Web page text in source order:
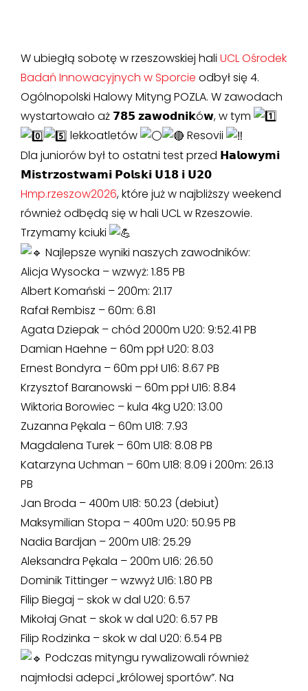
W ubiegłą sobotę w rzeszowskiej hali UCL Ośrodek
Badań Innowacyjnych w Sporcie odbył się 4.
Ogólnopolski Halowy Mityng POZLA. W zawodach
wystartowało aż 𝟳𝟴𝟱 𝘇𝗮𝘄𝗼𝗱𝗻𝗶𝗸ó𝘄, w tym
lekkoatletów
Resovii
Dla juniorów był to ostatni test przed 𝗛𝗮𝗹𝗼𝘄𝘆𝗺𝗶
𝗠𝗶𝘀𝘁𝗿𝘇𝗼𝘀𝘁𝘄𝗮𝗺𝗶 𝗣𝗼𝗹𝘀𝗸𝗶 𝗨𝟭𝟴 𝗶 𝗨𝟮𝟬
Hmp.rzeszow2026, które już w najbliższy weekend
również odbędą się w hali UCL w Rzeszowie.
Trzymamy kciuki
Najlepsze wyniki naszych zawodników:
Alicja Wysocka – wzwyż: 1.85 PB
Albert Komański – 200m: 21.17
Rafał Rembisz – 60m: 6.81
Agata Dziepak – chód 2000m U20: 9:52.41 PB
Damian Haehne – 60m ppł U20: 8.03
Ernest Bondyra – 60m ppł U16: 8.67 PB
Krzysztof Baranowski – 60m ppł U16: 8.84
Wiktoria Borowiec – kula 4kg U20: 13.00
Zuzanna Pękala – 60m U18: 7.93
Magdalena Turek – 60m U18: 8.08 PB
Katarzyna Uchman – 60m U18: 8.09 i 200m: 26.13
PB
Jan Broda – 400m U18: 50.23 (debiut)
Maksymilian Stopa – 400m U20: 50.95 PB
Nadia Bardjan – 200m U18: 25.29
Aleksandra Pękala – 200m U16: 26.50
Dominik Tittinger – wzwyż U16: 1.80 PB
Filip Biegaj – skok w dal U20: 6.57
Mikołaj Gnat – skok w dal U20: 6.57 PB
Filip Rodzinka – skok w dal U20: 6.54 PB
Podczas mityngu rywalizowali również
najmłodsi adepci „królowej sportów”. Na